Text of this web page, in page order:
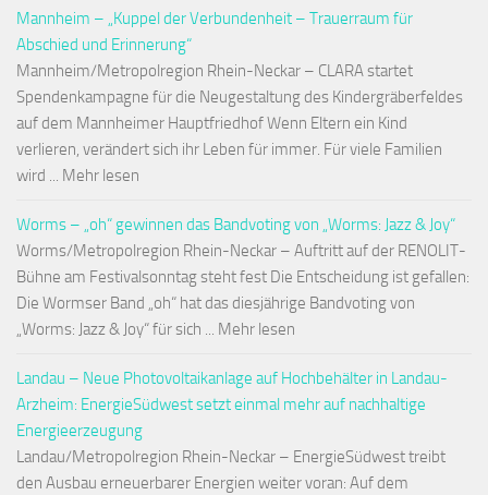
Mannheim – „Kuppel der Verbundenheit – Trauerraum für
Abschied und Erinnerung“
Mannheim/Metropolregion Rhein-Neckar – CLARA startet
Spendenkampagne für die Neugestaltung des Kindergräberfeldes
auf dem Mannheimer Hauptfriedhof Wenn Eltern ein Kind
verlieren, verändert sich ihr Leben für immer. Für viele Familien
wird ... Mehr lesen
Worms – „oh“ gewinnen das Bandvoting von „Worms: Jazz & Joy“
Worms/Metropolregion Rhein-Neckar – Auftritt auf der RENOLIT-
Bühne am Festivalsonntag steht fest Die Entscheidung ist gefallen:
Die Wormser Band „oh“ hat das diesjährige Bandvoting von
„Worms: Jazz & Joy“ für sich ... Mehr lesen
Landau – Neue Photovoltaikanlage auf Hochbehälter in Landau-
Arzheim: EnergieSüdwest setzt einmal mehr auf nachhaltige
Energieerzeugung
Landau/Metropolregion Rhein-Neckar – EnergieSüdwest treibt
den Ausbau erneuerbarer Energien weiter voran: Auf dem